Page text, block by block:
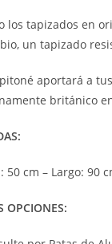
los tapizados en
un tapizado
aportará a
británico
50 cm – Largo: 90
OPCIONES: